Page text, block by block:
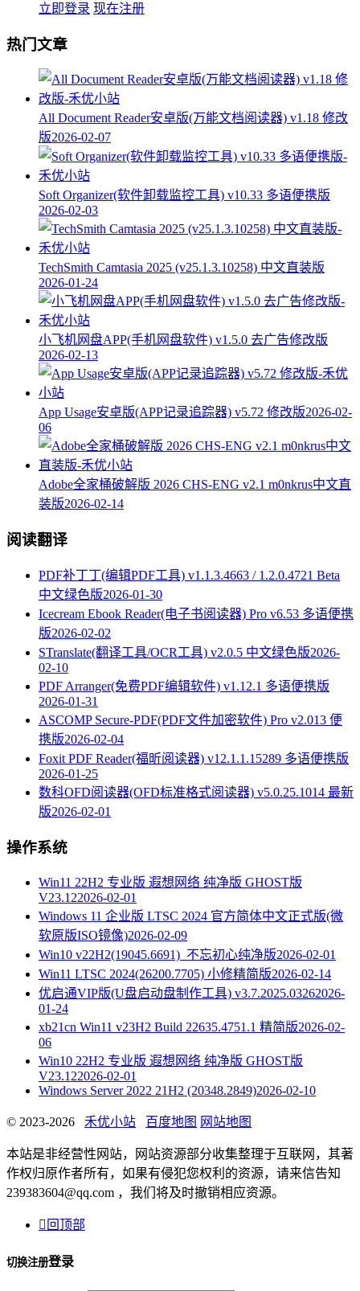
立即登录 现在注册
热门文章
All Document Reader安卓版(万能文档阅读器) v1.18 修改
版2026-02-07
Soft Organizer(软件卸载监控工具) v10.33 多语便携版
2026-02-03
TechSmith Camtasia 2025 (v25.1.3.10258) 中文直装版
2026-01-24
小飞机网盘APP(手机网盘软件) v1.5.0 去广告修改版
2026-02-13
App Usage安卓版(APP记录追踪器) v5.72 修改版2026-02-
06
Adobe全家桶破解版 2026 CHS-ENG v2.1 m0nkrus中文直
装版2026-02-14
阅读翻译
PDF补丁丁(编辑PDF工具) v1.1.3.4663 / 1.2.0.4721 Beta
中文绿色版2026-01-30
Icecream Ebook Reader(电子书阅读器) Pro v6.53 多语便携
版2026-02-02
STranslate(翻译工具/OCR工具) v2.0.5 中文绿色版2026-
02-10
PDF Arranger(免费PDF编辑软件) v1.12.1 多语便携版
2026-01-31
ASCOMP Secure-PDF(PDF文件加密软件) Pro v2.013 便
携版2026-02-04
Foxit PDF Reader(福昕阅读器) v12.1.1.15289 多语便携版
2026-01-25
数科OFD阅读器(OFD标准格式阅读器) v5.0.25.1014 最新
版2026-02-01
操作系统
Win11 22H2 专业版 遐想网络 纯净版 GHOST版
V23.122026-02-01
Windows 11 企业版 LTSC 2024 官方简体中文正式版(微
软原版ISO镜像)2026-02-09
Win10 v22H2(19045.6691)_不忘初心纯净版2026-02-01
Win11 LTSC 2024(26200.7705) 小修精简版2026-02-14
优启通VIP版(U盘启动盘制作工具) v3.7.2025.03262026-
01-24
xb21cn Win11 v23H2 Build 22635.4751.1 精简版2026-02-
06
Win10 22H2 专业版 遐想网络 纯净版 GHOST版
V23.122026-02-01
Windows Server 2022 21H2 (20348.2849)2026-02-10
© 2023-2026 禾优小站 百度地图 网站地图
本站是非经营性网站，网站资源部分收集整理于互联网，其著
作权归原作者所有，如果有侵犯您权利的资源，请来信告知
239383604@qq.com ，我们将及时撤销相应资源。
 回顶部
切换注册登录